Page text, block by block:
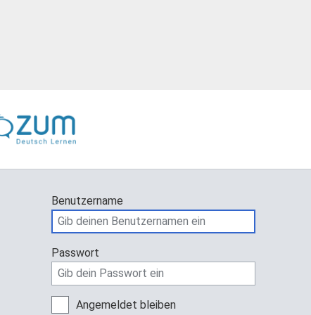
Benutzername
Passwort
Angemeldet bleiben